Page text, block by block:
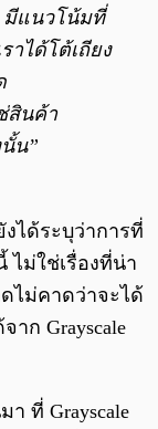
มีแนวโน้มที่
าได้โต้เถียง
สินค้า
น”
งได้ระบุว่าการที่
ไม่ใช่เรื่องที่น่า
ไม่คาดว่าจะได้
ก Grayscale
ที่ Grayscale